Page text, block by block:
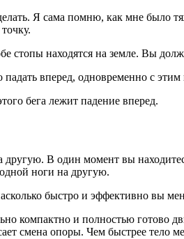
Я сама помню, как мне было
стопы находятся на земле. Вы
падать вперед, одновременно с
бега лежит падение вперед.
В один момент вы
ноги на другую.
быстро и эффективно вы
компактно и полностью готово
смена опоры. Чем быстрее тело